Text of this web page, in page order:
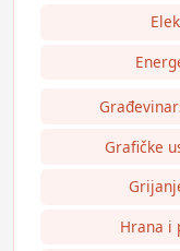
Grafičke
Hrana i